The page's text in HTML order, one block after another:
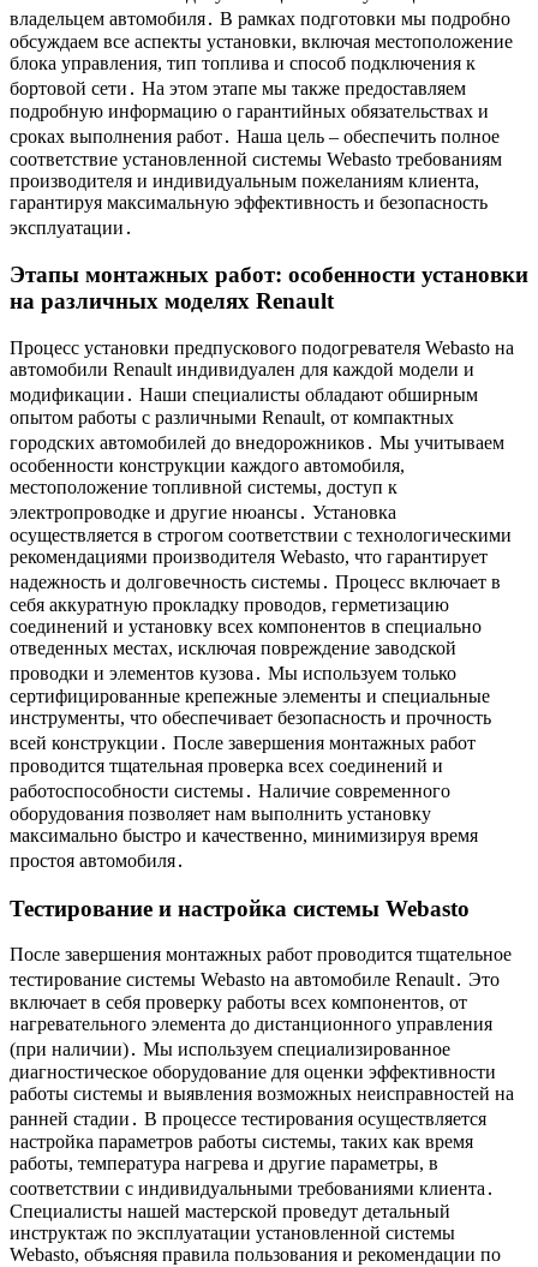
владельцем автомобиля․ В рамках подготовки мы подробно
обсуждаем все аспекты установки, включая местоположение
блока управления, тип топлива и способ подключения к
бортовой сети․ На этом этапе мы также предоставляем
подробную информацию о гарантийных обязательствах и
сроках выполнения работ․ Наша цель – обеспечить полное
соответствие установленной системы Webasto требованиям
производителя и индивидуальным пожеланиям клиента,
гарантируя максимальную эффективность и безопасность
эксплуатации․
Этапы монтажных работ: особенности установки
на различных моделях Renault
Процесс установки предпускового подогревателя Webasto на
автомобили Renault индивидуален для каждой модели и
модификации․ Наши специалисты обладают обширным
опытом работы с различными Renault, от компактных
городских автомобилей до внедорожников․ Мы учитываем
особенности конструкции каждого автомобиля,
местоположение топливной системы, доступ к
электропроводке и другие нюансы․ Установка
осуществляется в строгом соответствии с технологическими
рекомендациями производителя Webasto, что гарантирует
надежность и долговечность системы․ Процесс включает в
себя аккуратную прокладку проводов, герметизацию
соединений и установку всех компонентов в специально
отведенных местах, исключая повреждение заводской
проводки и элементов кузова․ Мы используем только
сертифицированные крепежные элементы и специальные
инструменты, что обеспечивает безопасность и прочность
всей конструкции․ После завершения монтажных работ
проводится тщательная проверка всех соединений и
работоспособности системы․ Наличие современного
оборудования позволяет нам выполнить установку
максимально быстро и качественно, минимизируя время
простоя автомобиля․
Тестирование и настройка системы Webasto
После завершения монтажных работ проводится тщательное
тестирование системы Webasto на автомобиле Renault․ Это
включает в себя проверку работы всех компонентов, от
нагревательного элемента до дистанционного управления
(при наличии)․ Мы используем специализированное
диагностическое оборудование для оценки эффективности
работы системы и выявления возможных неисправностей на
ранней стадии․ В процессе тестирования осуществляется
настройка параметров работы системы, таких как время
работы, температура нагрева и другие параметры, в
соответствии с индивидуальными требованиями клиента․
Специалисты нашей мастерской проведут детальный
инструктаж по эксплуатации установленной системы
Webasto, объясняя правила пользования и рекомендации по